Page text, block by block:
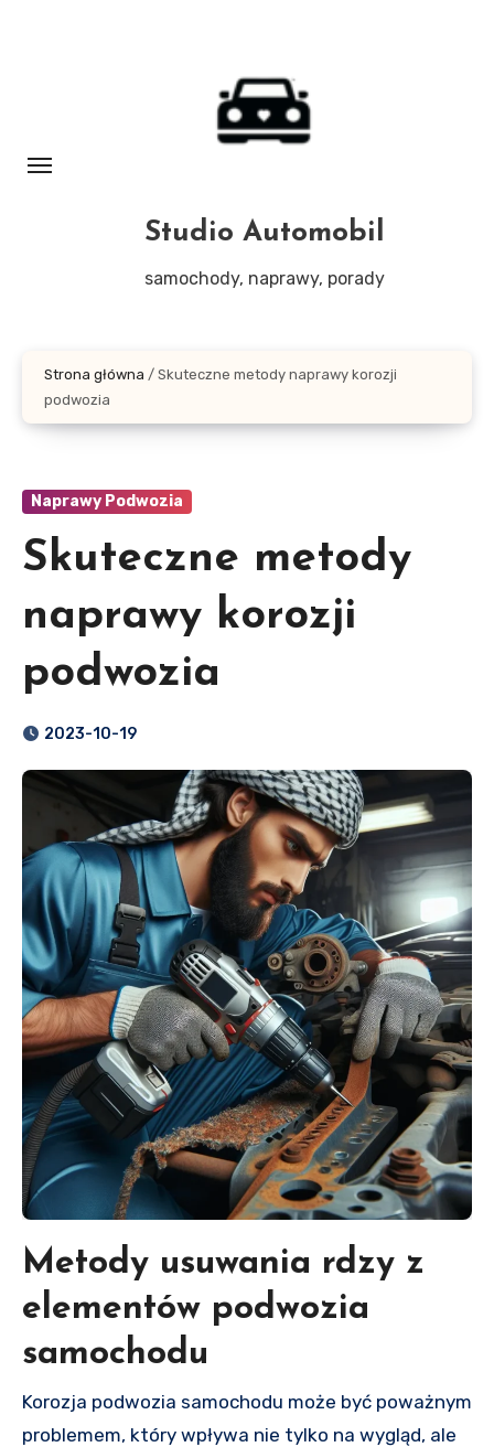
Studio Automobil
samochody, naprawy, porady
Strona główna / Skuteczne metody naprawy korozji
podwozia
Naprawy Podwozia
Skuteczne metody
naprawy korozji
podwozia
2023-10-19
Metody usuwania rdzy z
elementów podwozia
samochodu
Korozja podwozia samochodu może być poważnym
problemem, który wpływa nie tylko na wygląd, ale